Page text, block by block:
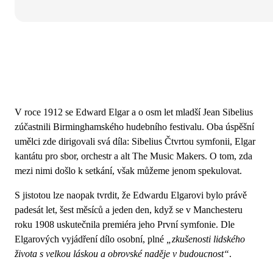
V roce 1912 se Edward Elgar a o osm let mladší Jean Sibelius
zúčastnili Birminghamského hudebního festivalu. Oba úspěšní
umělci zde dirigovali svá díla: Sibelius Čtvrtou symfonii, Elgar
kantátu pro sbor, orchestr a alt The Music Makers. O tom, zda
mezi nimi došlo k setkání, však můžeme jenom spekulovat.
S jistotou lze naopak tvrdit, že Edwardu Elgarovi bylo právě
padesát let, šest měsíců a jeden den, když se v Manchesteru
roku 1908 uskutečnila premiéra jeho První symfonie. Dle
Elgarových vyjádření dílo osobní, plné „zkušenosti lidského
života s velkou láskou a obrovské naděje v budoucnost“.